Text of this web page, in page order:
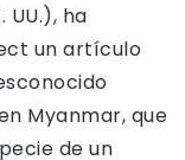
UU.), ha
un artículo
Myanmar, que
de un